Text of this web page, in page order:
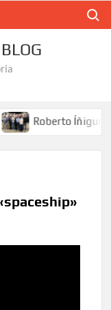
Roberto Íñiguez: